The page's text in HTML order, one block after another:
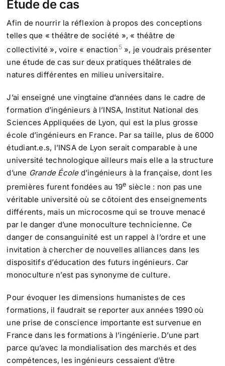
Étude de cas
Afin de nourrir la réflexion à propos des conceptions
telles que « théâtre de société », « théâtre de
collectivité », voire « enaction 5», je voudrais présenter
une étude de cas sur deux pratiques théâtrales de
natures différentes en milieu universitaire.
J’ai enseigné une vingtaine d’années dans le cadre de
formation d’ingénieurs à l’INSA, Institut National des
Sciences Appliquées de Lyon, qui est la plus grosse
école d’ingénieurs en France. Par sa taille, plus de 6000
étudiant.e.s, l’INSA de Lyon serait comparable à une
université technologique ailleurs mais elle a la structure
d’une Grande Écoled’ingénieurs à la française, dont les
premières furent fondées au 19e siècle : non pas une
véritable université où se côtoient des enseignements
différents, mais un microcosme qui se trouve menacé
par le danger d’une monoculture technicienne. Ce
danger de consanguinité est un rappel à l’ordre et une
invitation à chercher de nouvelles alliances dans les
dispositifs d’éducation des futurs ingénieurs. Car
monoculture n’est pas synonyme de culture.
Pour évoquer les dimensions humanistes de ces
formations, il faudrait se reporter aux années 1990 où
une prise de conscience importante est survenue en
France dans les formations à l’ingénierie. D’une part
parce qu’avec la mondialisation des marchés et des
compétences, les ingénieurs cessaient d’être